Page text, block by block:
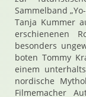
Sammelband
Tanja Kummer
erschienenen
besonders
boten Tommy
einem
nordische
Filmemacher